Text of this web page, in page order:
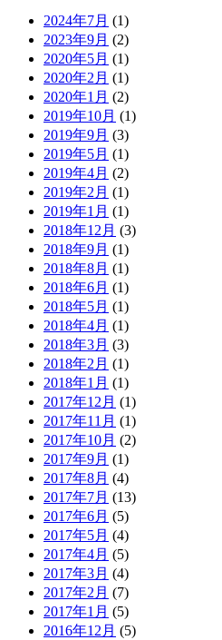
2024年7月 (1)
2023年9月 (2)
2020年5月 (1)
2020年2月 (1)
2020年1月 (2)
2019年10月 (1)
2019年9月 (3)
2019年5月 (1)
2019年4月 (2)
2019年2月 (1)
2019年1月 (1)
2018年12月 (3)
2018年9月 (1)
2018年8月 (1)
2018年6月 (1)
2018年5月 (1)
2018年4月 (1)
2018年3月 (3)
2018年2月 (1)
2018年1月 (1)
2017年12月 (1)
2017年11月 (1)
2017年10月 (2)
2017年9月 (1)
2017年8月 (4)
2017年7月 (13)
2017年6月 (5)
2017年5月 (4)
2017年4月 (5)
2017年3月 (4)
2017年2月 (7)
2017年1月 (5)
2016年12月 (5)